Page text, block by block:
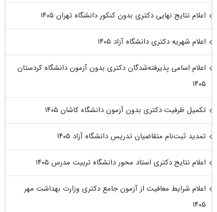
اعلام نتایج نهایی دکتری بدون کنکور دانشگاه تهران ۱۴۰۵
اعلام شهریه دکتری دانشگاه آزاد ۱۴۰۵
اعلام اسامی پذیرفته‌شدگان دکتری بدون آزمون دانشگاه کردستان
۱۴۰۵
تکمیل ظرفیت دکتری بدون آزمون دانشگاه کاشان ۱۴۰۵
تمدید ثبت‌نام متقاضیان تدریس دانشگاه آزاد ۱۴۰۵
اعلام نتایج دکتری استاد محور دانشگاه تربیت مدرس ۱۴۰۵
اعلام شرایط معافیت از آزمون جامع دکتری وزارت بهداشت مهر
۱۴۰۵